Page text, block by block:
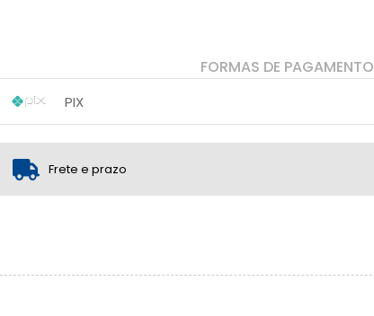
FORMAS DE PAGAMENTO
PIX
...
Frete e prazo